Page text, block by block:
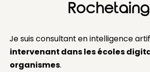
Rochetaing
Je suis consultant en intelligence
intervenant dans les écoles
organismes.